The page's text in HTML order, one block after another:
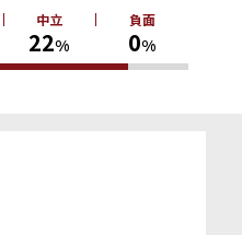
中立
22%
負面
0%